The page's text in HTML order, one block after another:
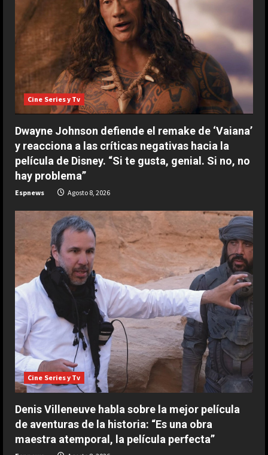
e
a
d
n
g
Cine Series y Tv
Dwayne Johnson defiende el remake de ‘Vaiana’
y reacciona a las críticas negativas hacia la
película de Disney. “Si te gusta, genial. Si no, no
hay problema”
Espnews Agosto 8, 2026
Cine Series y Tv
Denis Villeneuve habla sobre la mejor película
de aventuras de la historia: “Es una obra
maestra atemporal, la película perfecta”
2
ESPAÑA
Férrea defensa de un campeón del
mundo a Alonso: “No necesita el
mejor coche para…”
ESPAÑA
Aprilia resucita en Silverstone:
golpe en la mesa de Martín y ‘bajón’